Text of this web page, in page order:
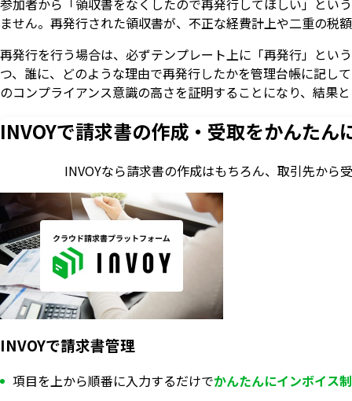
参加者から「領収書をなくしたので再発行してほしい」とい
ません。再発行された領収書が、不正な経費計上や二重の税
再発行を行う場合は、必ずテンプレート上に「再発行」とい
つ、誰に、どのような理由で再発行したかを管理台帳に記し
のコンプライアンス意識の高さを証明することになり、結果
INVOYで請求書の作成・ 受取をかんたん
INVOYなら請求書の作成はもちろん、 取引先から
INVOYで請求書管理
項目を上から順番に入力するだけでかんたんにインボイス